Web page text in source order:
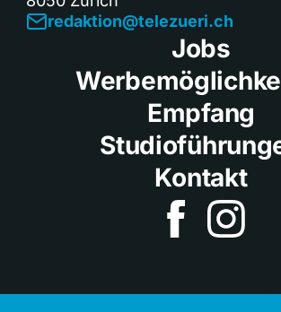
redaktion@telezueri.ch
Jobs
Empfang
Kontakt